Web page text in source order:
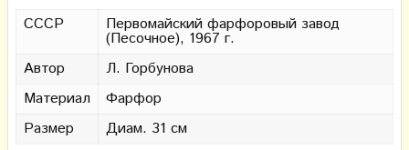
СССР Первомайский фарфоровый завод
(Песочное), 1967 г.
Автор
Л. Горбунова
Материал
Фарфор
Размер
Диам. 31 см